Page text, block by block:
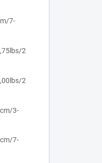
7-
2
2
3-
7-